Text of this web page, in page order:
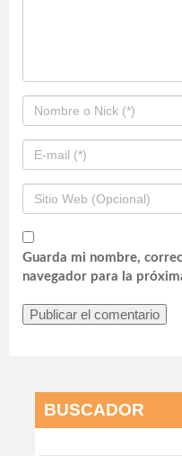
Guarda mi nombre,
navegador para la
BUSCADOR